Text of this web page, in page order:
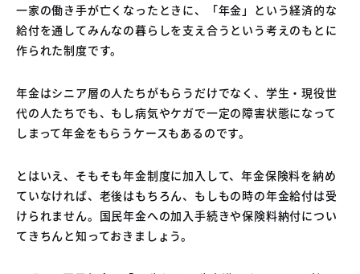
一家の働き手が亡くなったときに、「年金」という経済的な
給付を通してみんなの暮らしを支え合うという考えのもとに
作られた制度です。
年金はシニア層の人たちがもらうだけでなく、学生・現役世
代の人たちでも、もし病気やケガで一定の障害状態になって
しまって年金をもらうケースもあるのです。
とはいえ、そもそも年金制度に加入して、年金保険料を納め
ていなければ、老後はもちろん、もしもの時の年金給付は受
けられません。国民年金への加入手続きや保険料納付につい
てきちんと知っておきましょう。